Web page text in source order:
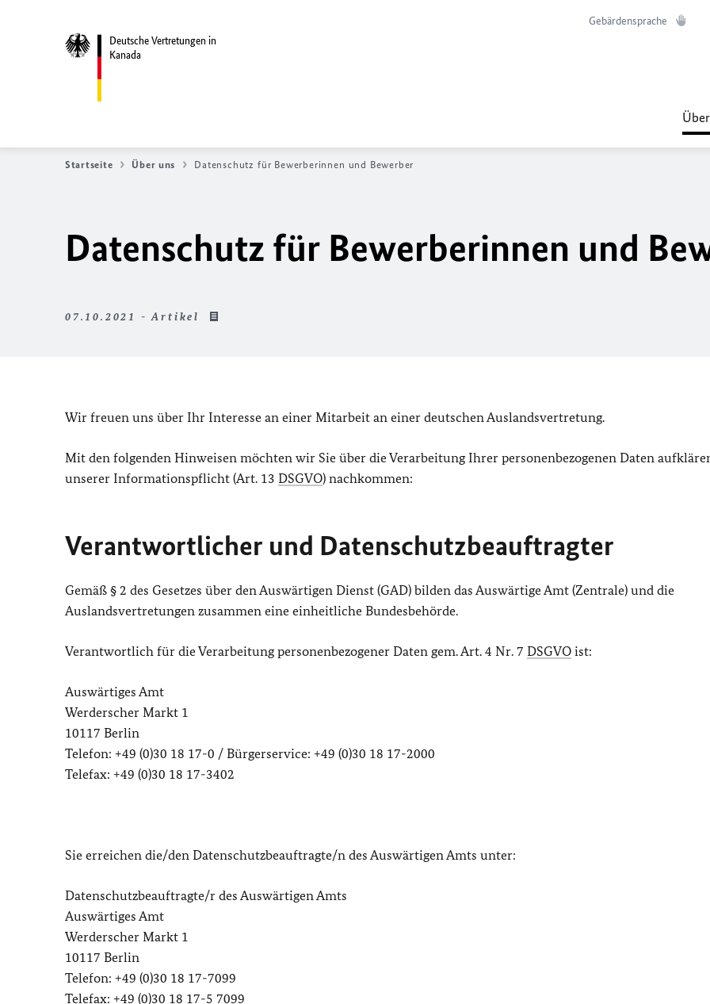
Deutsche Vertretungen in
Kanada
Gebärdensprache
Startseite Über uns Datenschutz für Bewerberinnen und Bewerber
Datenschutz für Bewerberinnen und
07.10.2021 - Artikel
Wir freuen uns über Ihr Interesse an einer Mitarbeit an einer deutschen Auslandsvertretung.
Mit den folgenden Hinweisen möchten wir Sie über die Verarbeitung Ihrer personenbezogenen Daten
unserer Informationspflicht (Art. 13 DSGVO) nachkommen:
Verantwortlicher und Datenschutzbeauftragter
Gemäß § 2 des Gesetzes über den Auswärtigen Dienst (GAD) bilden das Auswärtige Amt (Zentrale) und die
Auslandsvertretungen zusammen eine einheitliche Bundesbehörde.
Verantwortlich für die Verarbeitung personenbezogener Daten gem. Art. 4 Nr. 7 DSGVO ist:
Auswärtiges Amt
Werderscher Markt 1
10117 Berlin
Telefon: +49 (0)30 18 17-0 / Bürgerservice: +49 (0)30 18 17-2000
Telefax: +49 (0)30 18 17-3402
Sie erreichen die/den Datenschutzbeauftragte/n des Auswärtigen Amts unter:
Datenschutzbeauftragte/r des Auswärtigen Amts
Auswärtiges Amt
Werderscher Markt 1
10117 Berlin
Telefon: +49 (0)30 18 17-7099
Telefax: +49 (0)30 18 17-5 7099